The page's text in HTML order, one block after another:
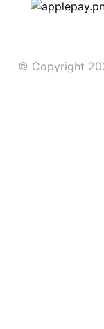
© Copyright